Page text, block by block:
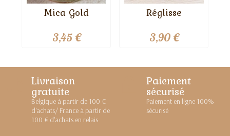
Mica Gold
3,45 €
Réglisse
3,90 €
Livraison
gratuite
Belgique à partir de 100 €
d'achats/ France à partir de
100 € d'achats en relais
Paiement
sécurisé
Paiement en ligne 100%
sécurisé